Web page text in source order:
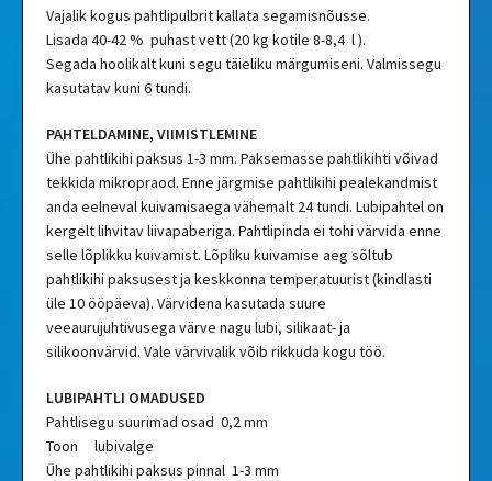
Vajalik kogus pahtlipulbrit kallata segamisnõusse.
Lisada 40-42 % puhast vett (20 kg kotile 8-8,4 l ).
Segada hoolikalt kuni segu täieliku märgumiseni. Valmissegu
kasutatav kuni 6 tundi.
PAHTELDAMINE, VIIMISTLEMINE
Ühe pahtlikihi paksus 1-3 mm. Paksemasse pahtlikihti võivad
tekkida mikropraod. Enne järgmise pahtlikihi pealekandmist
anda eelneval kuivamisaega vähemalt 24 tundi. Lubipahtel on
kergelt lihvitav liivapaberiga. Pahtlipinda ei tohi värvida enne
selle lõplikku kuivamist. Lõpliku kuivamise aeg sõltub
pahtlikihi paksusest ja keskkonna temperatuurist (kindlasti
üle 10 ööpäeva). Värvidena kasutada suure
veeaurujuhtivusega värve nagu lubi, silikaat- ja
silikoonvärvid. Vale värvivalik võib rikkuda kogu töö.
LUBIPAHTLI OMADUSED
Pahtlisegu suurimad osad 0,2 mm
Toon lubivalge
Ühe pahtlikihi paksus pinnal 1-3 mm